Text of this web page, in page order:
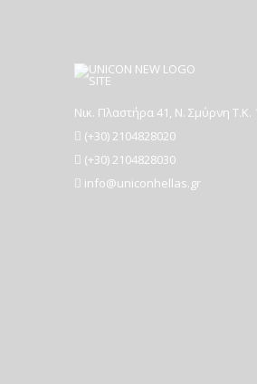
Νικ. Πλαστήρα 41, Ν. Σμύρνη T.K.
(+30) 2104828020
(+30) 2104828030
info@uniconhellas.gr